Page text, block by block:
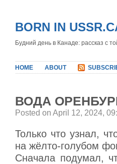
BORN IN
Будний день в Канаде: рассказ с
HOME ABOUT
ВОДА
Posted on April 12, 2024,
Только что узнал,
на жёлто-голубом
Сначала подумал,